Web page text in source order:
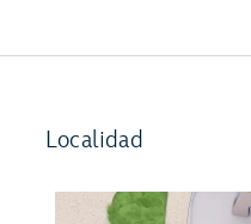
Localidad